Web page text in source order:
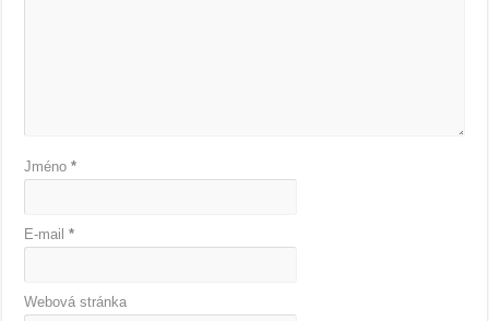
Jméno*
E-mail*
Webová stránka